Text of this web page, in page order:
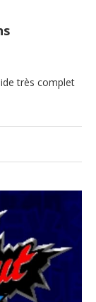
très complet